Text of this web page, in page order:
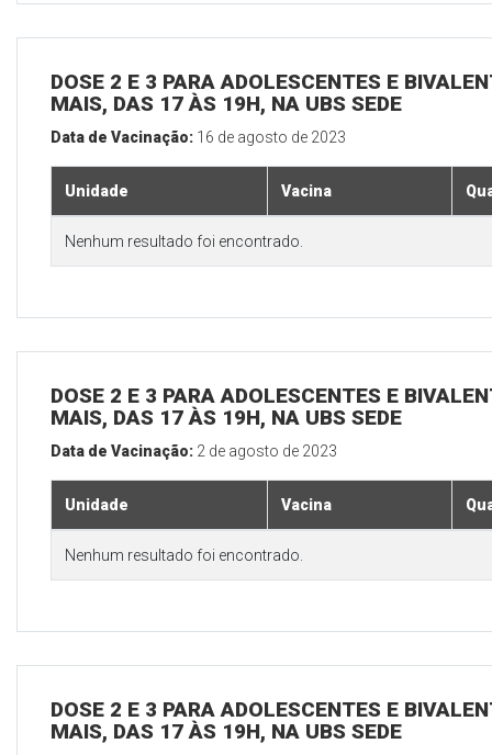
DOSE 2 E 3 PARA ADOLESCENTES E
MAIS, DAS 17 ÀS 19H, NA UBS SEDE
Data de Vacinação: 16 de agosto de 2023
Unidade Vacina
Nenhum resultado foi encontrado.
DOSE 2 E 3 PARA ADOLESCENTES E
MAIS, DAS 17 ÀS 19H, NA UBS SEDE
Data de Vacinação: 2 de agosto de 2023
Unidade Vacina
Nenhum resultado foi encontrado.
DOSE 2 E 3 PARA ADOLESCENTES E
MAIS, DAS 17 ÀS 19H, NA UBS SEDE